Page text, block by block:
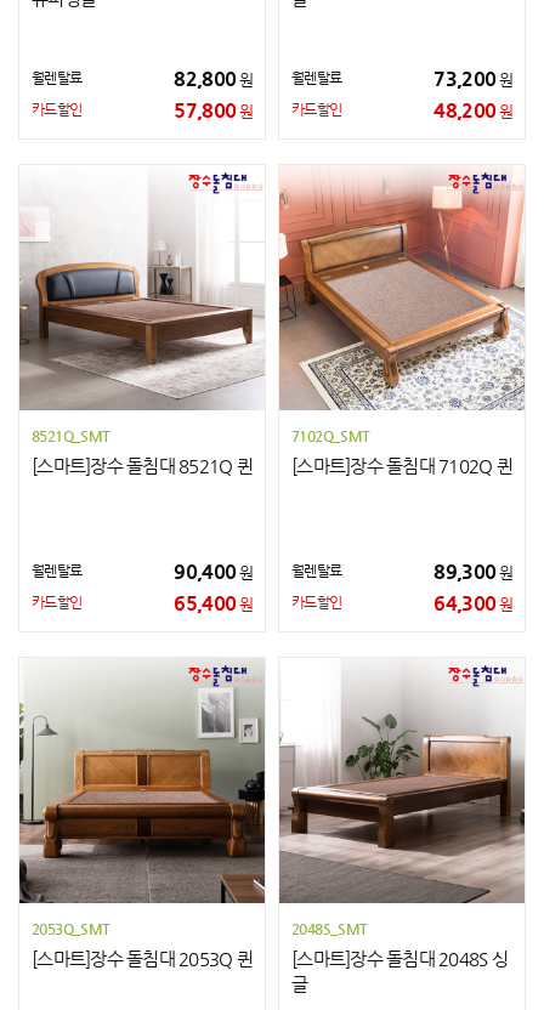
월렌탈료 82,800원
카드할인 57,800원
월렌탈료 73,200원
카드할인 48,200원
8521Q_SMT
[스마트]장수 돌침대 8521Q 퀸
월렌탈료 90,400원
카드할인 65,400원
7102Q_SMT
[스마트]장수 돌침대 7102Q 퀸
월렌탈료 89,300원
카드할인 64,300원
2053Q_SMT
[스마트]장수 돌침대 2053Q 퀸
2048S_SMT
[스마트]장수 돌침대 2048S 싱
글